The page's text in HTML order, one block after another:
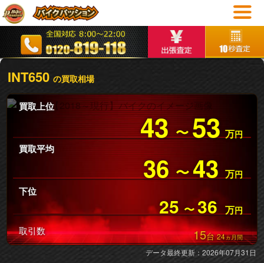
INT650 の買取相場
買取上位
43 〜53 万円
買取平均
36 〜 43 万円
下位
25 〜36 万円
取引数 15台24ヵ月間
データ最終更新：2026年07月31日